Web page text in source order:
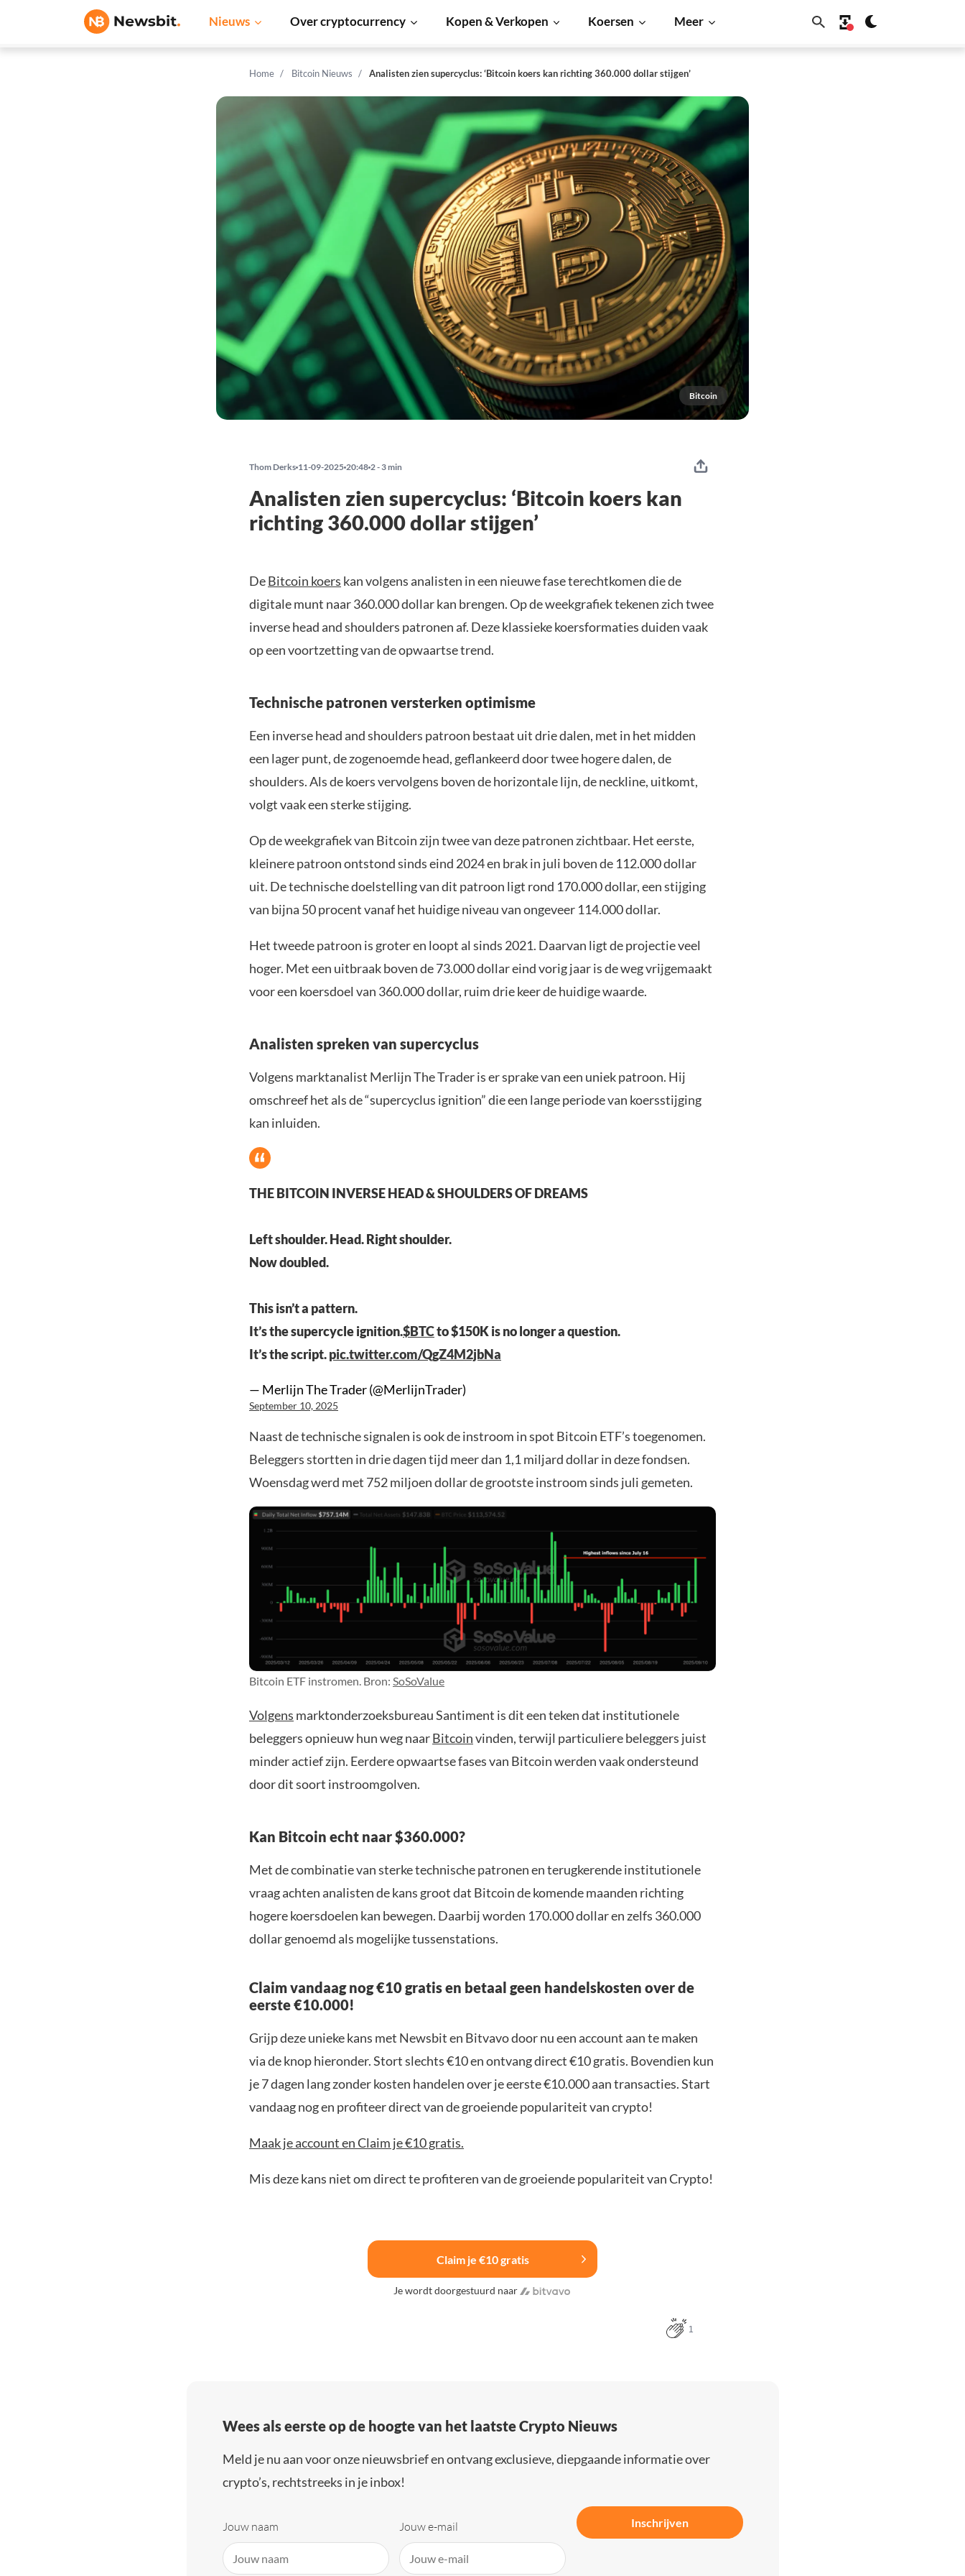
Nieuws Over cryptocurrency Kopen & Verkopen Koersen Meer
Home Bitcoin Nieuws Analisten zien supercyclus: ‘Bitcoin koers kan richting 360.000 dollar stijgen’
Bitcoin
Thom Derks 11-09-2025 20:48 2 - 3 min
Analisten zien supercyclus: ‘Bitcoin koers kan
richting 360.000 dollar stijgen’
DeBitcoin koers kan volgens analisten in een nieuwe fase terechtkomen die de
digitale munt naar 360.000 dollar kan brengen. Op de weekgrafiek tekenen zich twee
inverse head and shoulders patronen af. Deze klassieke koersformaties duiden vaak
op een voortzetting van de opwaartse trend.
Technische patronen versterken optimisme
Een inverse head and shoulders patroon bestaat uit drie dalen, met in het midden
een lager punt, de zogenoemde head, geflankeerd door twee hogere dalen, de
shoulders. Als de koers vervolgens boven de horizontale lijn, de neckline, uitkomt,
volgt vaak een sterke stijging.
Op de weekgrafiek van Bitcoin zijn twee van deze patronen zichtbaar. Het eerste,
kleinere patroon ontstond sinds eind 2024 en brak in juli boven de 112.000 dollar
uit. De technische doelstelling van dit patroon ligt rond 170.000 dollar, een stijging
van bijna 50 procent vanaf het huidige niveau van ongeveer 114.000 dollar.
Het tweede patroon is groter en loopt al sinds 2021. Daarvan ligt de projectie veel
hoger. Met een uitbraak boven de 73.000 dollar eind vorig jaar is de weg vrijgemaakt
voor een koersdoel van 360.000 dollar, ruim drie keer de huidige waarde.
Analisten spreken van supercyclus
Volgens marktanalist Merlijn The Trader is er sprake van een uniek patroon. Hij
omschreef het als de “supercyclus ignition” die een lange periode van koersstijging
kan inluiden.
THE BITCOIN INVERSE HEAD & SHOULDERS OF DREAMS
Left shoulder. Head. Right shoulder.
Now doubled.
This isn’t a pattern.
It’s the supercycle ignition.$BTCto $150K is no longer a question.
It’s the script.pic.twitter.com/QgZ4M2jbNa
— Merlijn The Trader (@MerlijnTrader)
September 10, 2025
Naast de technische signalen is ook de instroom in spot Bitcoin ETF’s toegenomen.
Beleggers stortten in drie dagen tijd meer dan 1,1 miljard dollar in deze fondsen.
Woensdag werd met 752 miljoen dollar de grootste instroom sinds juli gemeten.
Bitcoin ETF instromen. Bron: SoSoValue
Volgens marktonderzoeksbureau Santiment is dit een teken dat institutionele
beleggers opnieuw hun weg naarBitcoinvinden, terwijl particuliere beleggers juist
minder actief zijn. Eerdere opwaartse fases van Bitcoin werden vaak ondersteund
door dit soort instroomgolven.
Kan Bitcoin echt naar $360.000?
Met de combinatie van sterke technische patronen en terugkerende institutionele
vraag achten analisten de kans groot dat Bitcoin de komende maanden richting
hogere koersdoelen kan bewegen. Daarbij worden 170.000 dollar en zelfs 360.000
dollar genoemd als mogelijke tussenstations.
Claim vandaag nog €10 gratis en betaal geen handelskosten over de
eerste €10.000!
Grijp deze unieke kans met Newsbit en Bitvavo door nu een account aan te maken
via de knop hieronder. Stort slechts €10 en ontvang direct €10 gratis. Bovendien kun
je 7 dagen lang zonder kosten handelen over je eerste €10.000 aan transacties. Start
vandaag nog en profiteer direct van de groeiende populariteit van crypto!
Maak je account en Claim je €10 gratis.
Mis deze kans niet om direct te profiteren van de groeiende populariteit van Crypto!
Claim je €10 gratis
Je wordt doorgestuurd naar
1
Wees als eerste op de hoogte van het laatste Crypto Nieuws
Meld je nu aan voor onze nieuwsbrief en ontvang exclusieve, diepgaande informatie over
crypto’s, rechtstreeks in je inbox!
Jouw naam Jouw e-mail Inschrijven